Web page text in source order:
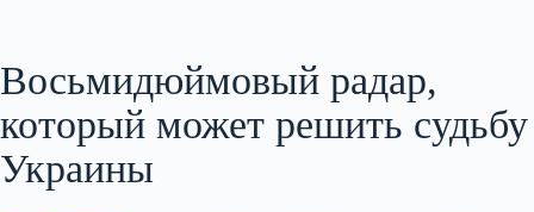
Восьмидюймовый радар,
который может решить судьбу
Украины